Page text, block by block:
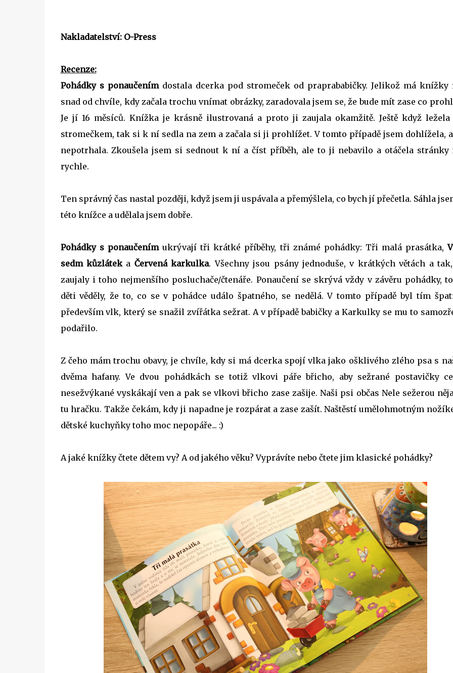
Nakladatelství: O-Press
Recenze:
Pohádky s ponaučenímdostala dcerka pod stromeček od praprababičky. Jelikož má knížky
snad od chvíle, kdy začala trochu vnímat obrázky, zaradovala jsem se, že bude mít zase co
Je jí 16 měsíců. Knížka je krásně ilustrovaná a proto ji zaujala okamžitě. Ještě když ležela
stromečkem, tak si k ní sedla na zem a začala si ji prohlížet. V tomto případě jsem dohlížela,
nepotrhala. Zkoušela jsem si sednout k ní a číst příběh, ale to ji nebavilo a otáčela stránky
rychle.
Ten správný čas nastal později, když jsem ji uspávala a přemýšlela, co bych jí přečetla. Sáhla
této knížce a udělala jsem dobře.
Pohádky s ponaučenímukrývají tři krátké příběhy, tři známé pohádky: Tři malá prasátka,
sedm kůzláteka Červená karkulka. Všechny jsou psány jednoduše, v krátkých větách a
zaujaly i toho nejmenšího posluchače/čtenáře. Ponaučení se skrývá vždy v závěru pohádky,
děti věděly, že to, co se v pohádce událo špatného, se nedělá. V tomto případě byl tím
především vlk, který se snažil zvířátka sežrat. A v případě babičky a Karkulky se mu to
podařilo.
Z čeho mám trochu obavy, je chvíle, kdy si má dcerka spojí vlka jako ošklivého zlého psa s
dvěma hafany. Ve dvou pohádkách se totiž vlkovi páře břicho, aby sežrané postavičky
nesežvýkané vyskákají ven a pak se vlkovi břicho zase zašije. Naši psi občas Nele sežerou
tu hračku. Takže čekám, kdy ji napadne je rozpárat a zase zašít. Naštěstí umělohmotným
dětské kuchyňky toho moc nepopáře... :)
A jaké knížky čtete dětem vy? A od jakého věku? Vyprávíte nebo čtete jim klasické pohádky?